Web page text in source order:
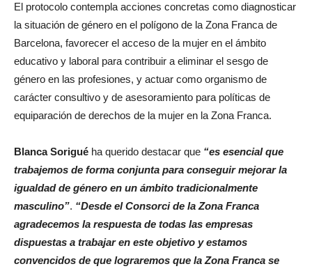
El protocolo contempla acciones concretas como diagnosticar
la situación de género en el polígono de la Zona Franca de
Barcelona, favorecer el acceso de la mujer en el ámbito
educativo y laboral para contribuir a eliminar el sesgo de
género en las profesiones, y actuar como organismo de
carácter consultivo y de asesoramiento para políticas de
equiparación de derechos de la mujer en la Zona Franca.
Blanca Sorigué ha querido destacar que “es esencial que
trabajemos de forma conjunta para conseguir mejorar la
igualdad de género en un ámbito tradicionalmente
masculino”. “Desde el Consorci de la Zona Franca
agradecemos la respuesta de todas las empresas
dispuestas a trabajar en este objetivo y estamos
convencidos de que lograremos que la Zona Franca se